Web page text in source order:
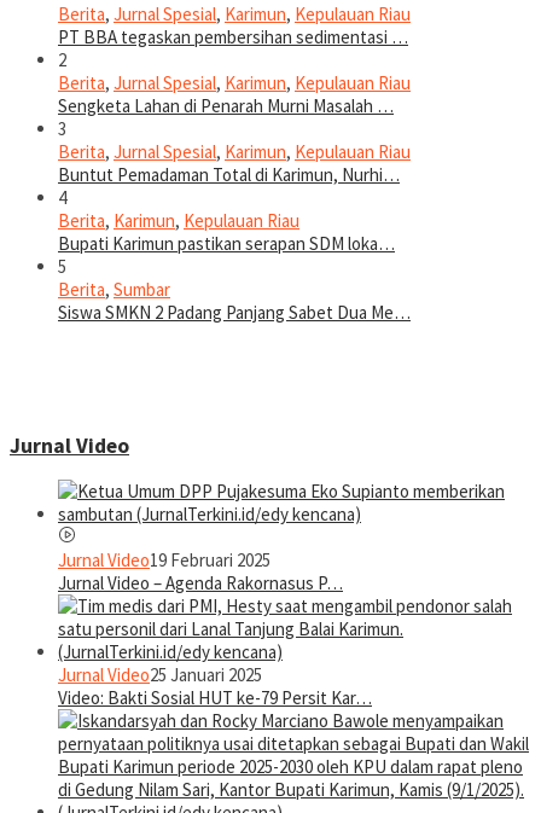
Berita, Jurnal Spesial, Karimun, Kepulauan Riau
PT BBA tegaskan pembersihan sedimentasi …
2
Berita, Jurnal Spesial, Karimun, Kepulauan Riau
Sengketa Lahan di Penarah Murni Masalah …
3
Berita, Jurnal Spesial, Karimun, Kepulauan Riau
Buntut Pemadaman Total di Karimun, Nurhi…
4
Berita, Karimun, Kepulauan Riau
Bupati Karimun pastikan serapan SDM loka…
5
Berita, Sumbar
Siswa SMKN 2 Padang Panjang Sabet Dua Me…
Jurnal Video
Jurnal Video19 Februari 2025
Jurnal Video – Agenda Rakornasus P…
Jurnal Video25 Januari 2025
Video: Bakti Sosial HUT ke-79 Persit Kar…